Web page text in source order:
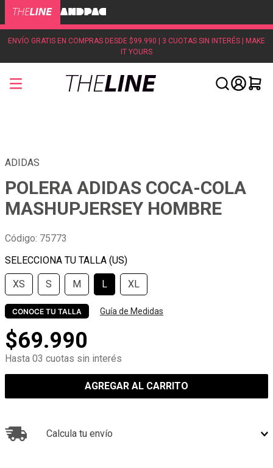
ENVÍO GRATIS EN COMPRAS DESDE $99.990 | 3 CUOTAS SIN INTERÉS | MAKE
IT YOURS
ADIDAS
POLERA ADIDAS COCA-COLA
MASHUPJERSEY HOMBRE
Código: 75773
XS S M L XL
CONOCE TU TALLA Guía de Medidas
$69.990
Hasta 03 cuotas sin interés
AGREGAR AL CARRITO
Calcula tu envío